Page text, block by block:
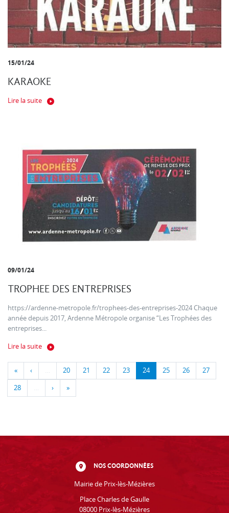
15/01/24
KARAOKE
Lire la suite
09/01/24
TROPHEE DES ENTREPRISES
https://ardenne-metropole.fr/trophees-des-entreprises-2024 Chaque
année depuis 2017, Ardenne Métropole organise “Les Trophées des
entreprises...
Lire la suite
« ‹ … 20 21 22 23 24 25 26 27
28 … › »
NOS COORDONNÉES
Mairie de Prix-lès-Mézières
Place Charles de Gaulle
08000 Prix-lès-Mézières